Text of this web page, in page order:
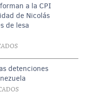
a la CPI
de Nicolás
de lesa
detenciones